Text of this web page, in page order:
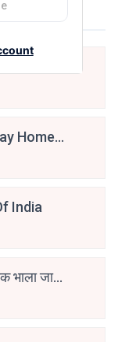
Home
India
भाला जाए: